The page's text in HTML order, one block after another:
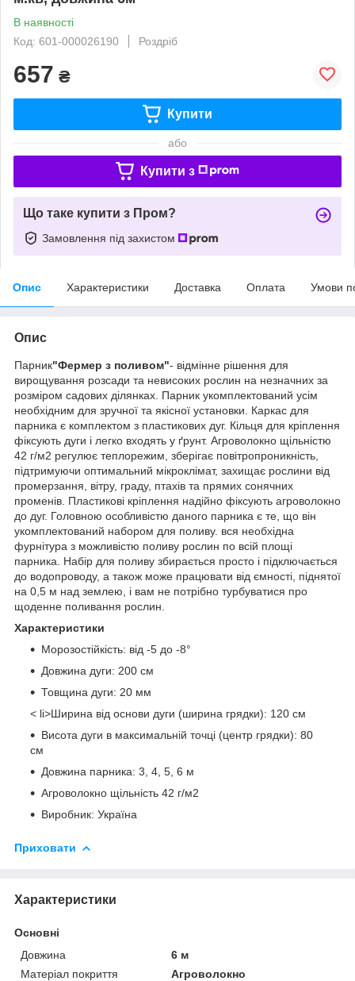
В наявності
Код: 601-000026190
Роздріб
657 ₴
Купити
або
Купити з
Що таке купити з Пром?
Замовлення під захистом
Опис Характеристики Доставка Оплата Умови
Опис
Парник"Фермер з поливом"- відмінне рішення для
вирощування розсади та невисоких рослин на незначних за
розміром садових ділянках. Парник укомплектований усім
необхідним для зручної та якісної установки. Каркас для
парника є комплектом з пластикових дуг. Кільця для кріплення
фіксують дуги і легко входять у ґрунт. Агроволокно щільністю
42 г/м2 регулює теплорежим, зберігає повітропроникність,
підтримуючи оптимальний мікроклімат, захищає рослини від
промерзання, вітру, граду, птахів та прямих сонячних
променів. Пластикові кріплення надійно фіксують агроволокно
до дуг. Головною особливістю даного парника є те, що він
укомплектований набором для поливу. вся необхідна
фурнітура з можливістю поливу рослин по всій площі
парника. Набір для поливу збирається просто і підключається
до водопроводу, а також може працювати від ємності, піднятої
на 0,5 м над землею, і вам не потрібно турбуватися про
щоденне поливання рослин.
Характеристики
Морозостійкість: від -5 до -8°
Довжина дуги: 200 см
Товщина дуги: 20 мм
< li>Ширина від основи дуги (ширина грядки): 120 см
Висота дуги в максимальній точці (центр грядки): 80
см
Довжина парника: 3, 4, 5, 6 м
Агроволокно щільність 42 г/м2
Виробник: Україна
Приховати
Характеристики
Основні
Довжина
6 м
Матеріал покриття
Агроволокно